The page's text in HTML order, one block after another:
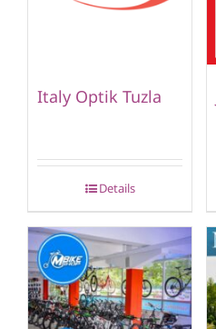
Italy Optik Tuzla
Details